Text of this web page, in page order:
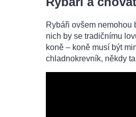
Rybáři ovšem nemohou
nich by se tradičnímu
koně – koně musí být
chladnokrevník, někdy